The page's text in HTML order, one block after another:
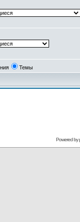
Темы
Powered by